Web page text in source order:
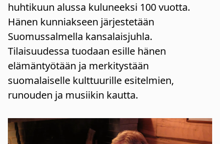
huhtikuun alussa kuluneeksi 100 vuotta.
Hänen kunniakseen järjestetään
Suomussalmella kansalaisjuhla.
Tilaisuudessa tuodaan esille hänen
elämäntyötään ja merkitystään
suomalaiselle kulttuurille esitelmien,
runouden ja musiikin kautta.